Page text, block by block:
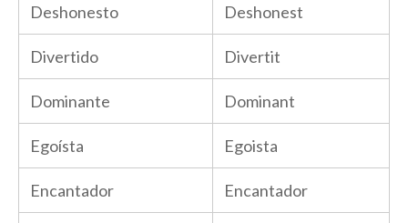
Deshonesto Deshonest
Divertido Divertit
Dominante Dominant
Egoísta Egoista
Encantador Encantador